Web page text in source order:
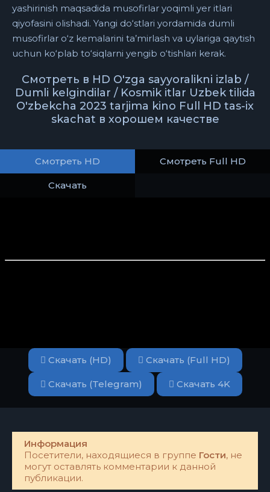
yashirinish maqsadida musofirlar yoqimli yer itlari
qiyofasini olishadi. Yangi do‘stlari yordamida dumli
musofirlar o‘z kemalarini ta’mirlash va uylariga qaytish
uchun ko‘plab to‘siqlarni yengib o‘tishlari kerak.
Смотреть в HD O'zga sayyoralikni izlab /
Dumli kelgindilar / Kosmik itlar Uzbek tilida
O'zbekcha 2023 tarjima kino Full HD tas-ix
skachat в хорошем качестве
Смотреть HD Смотреть Full HD
Скачать
Скачать (HD) Скачать (Full HD)
Скачать (Telegram) Скачать 4K
Информация
Посетители, находящиеся в группе Гости, не
могут оставлять комментарии к данной
публикации.